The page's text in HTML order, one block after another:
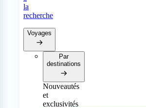
la
recherche
Voyages
Par
destinations
Nouveautés
et
exclusivités